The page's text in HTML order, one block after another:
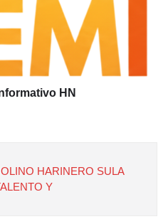
HN
HARINERO SULA
Y